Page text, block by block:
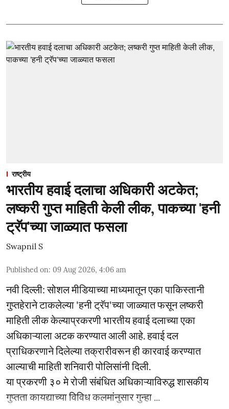
राष्ट्रीय
भारतीय हवाई दलाचा अधिकारी अटकेत;
लष्करी गुप्त माहिती केली लीक, पाकच्या 'हनी
ट्रॅप'च्या जाळ्यात फसला
Swapnil S
Published on: 09 Aug 2026, 4:06 am
नवी दिल्ली: सोशल मीडियाच्या माध्यमातून एका पाकिस्तानी
गुप्तहेराने टाकलेल्या 'हनी ट्रॅप'च्या जाळ्यात फसून लष्करी
माहिती लीक केल्याप्रकरणी भारतीय हवाई दलाच्या एका
अधिकाऱ्याला अटक करण्यात आली आहे. हवाई दल
प्राधिकरणाने दिलेल्या तक्रारीवरून ही कारवाई करण्यात
आल्याची माहिती शनिवारी पोलिसांनी दिली.
या प्रकरणी ३० मे रोजी संबंधित अधिकाऱ्याविरुद्ध शासकीय
गुप्तता कायद्याच्या विविध कलमांनुसार गुन्हा ...